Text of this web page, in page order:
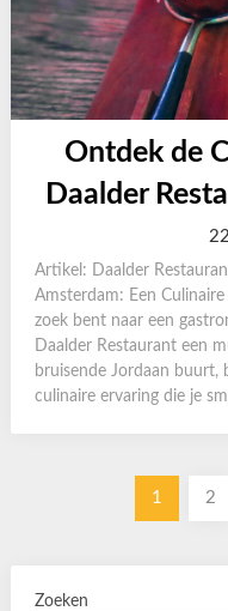
Ontdek de
Daalder
Artikel: Daalder
Amsterdam: Een
zoek bent naar een
Daalder Restaurant een
bruisende Jordaan buurt,
culinaire ervaring die je
1 2
Zoeken